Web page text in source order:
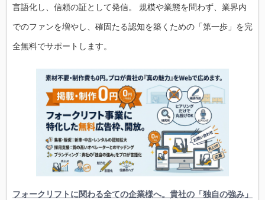
言語化し、信頼の証として発信。 規模や業態を問わず、業界内
でのファンを増やし、確固たる認知を築くための「第一歩」を完
全無料でサポートします。
フォークリフトに関わる全ての企業様へ。貴社の「独自の強み」